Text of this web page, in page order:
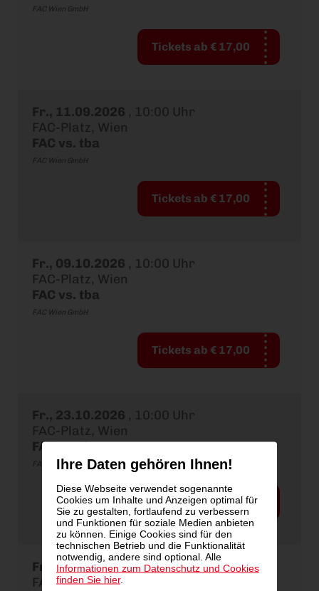
Ihre Daten gehören Ihnen!
Diese Webseite verwendet sogenannte
Cookies um Inhalte und Anzeigen optimal für
Sie zu gestalten, fortlaufend zu verbessern
und Funktionen für soziale Medien anbieten
zu können. Einige Cookies sind für den
technischen Betrieb und die Funktionalität
notwendig, andere sind optional. Alle
Informationen zum Datenschutz und Cookies
finden Sie hier.
FAC Wien GmbH
Tickets ab € 17,00
Fr., 11.09.2026 , 10:00 Uhr
FAC-Platz, Wien
FAC vs. tba
FAC Wien GmbH
Tickets ab € 17,00
Fr., 09.10.2026 , 10:00 Uhr
FAC-Platz, Wien
FAC vs. tba
FAC Wien GmbH
Tickets ab € 17,00
Fr., 23.10.2026 , 10:00 Uhr
FAC-Platz, Wien
FAC vs. tba
FAC Wien GmbH
Tickets ab € 17,00
Fr., 06.11.2026,10:00 Uhr
FAC-Platz, Wien